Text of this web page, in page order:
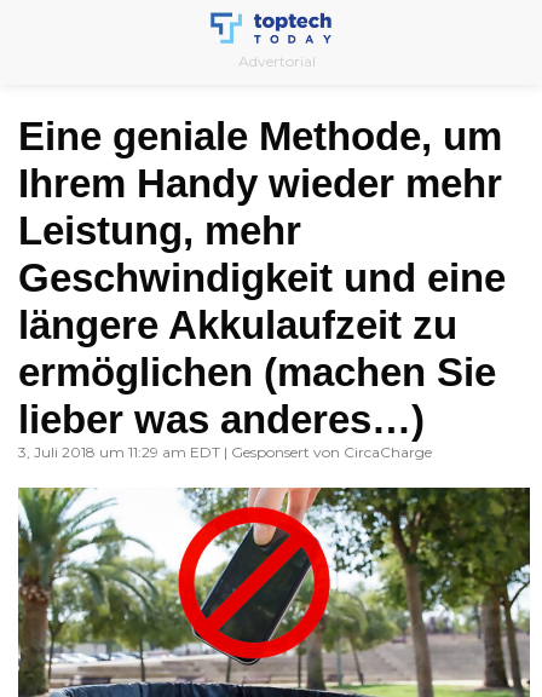
Advertorial
Eine geniale Methode, um
Ihrem Handy wieder mehr
Leistung, mehr
Geschwindigkeit und eine
längere Akkulaufzeit zu
ermöglichen (machen Sie
lieber was anderes…)
3, Juli 2018 um 11:29 am EDT | Gesponsert von CircaCharge